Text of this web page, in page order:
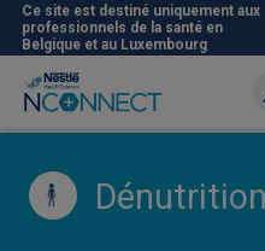
Aller
au
contenu
principal
Ce site est destiné uniquement aux
professionnels de la santé en
Belgique et au Luxembourg
Dénutrition